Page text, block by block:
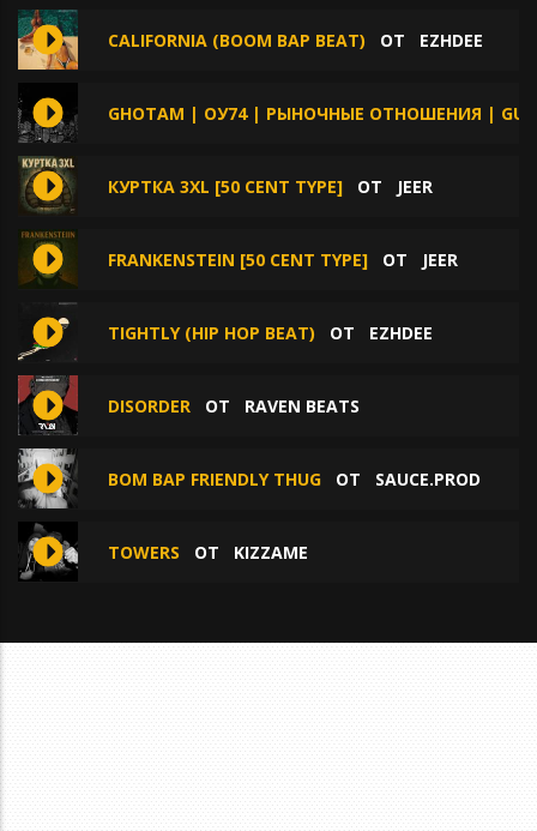
CALIFORNIA (BOOM BAP BEAT) ОТ EZHDEE
GHOTAM | ОУ74 | РЫНОЧНЫЕ ОТНОШЕНИЯ | GUF
КУРТКА 3XL [50 CENT TYPE] ОТ JEER
FRANKENSTEIN [50 CENT TYPE] ОТ JEER
TIGHTLY (HIP HOP BEAT) ОТ EZHDEE
DISORDER ОТ RAVEN BEATS
BOM BAP FRIENDLY THUG ОТ SAUCE.PROD
TOWERS ОТ KIZZAME